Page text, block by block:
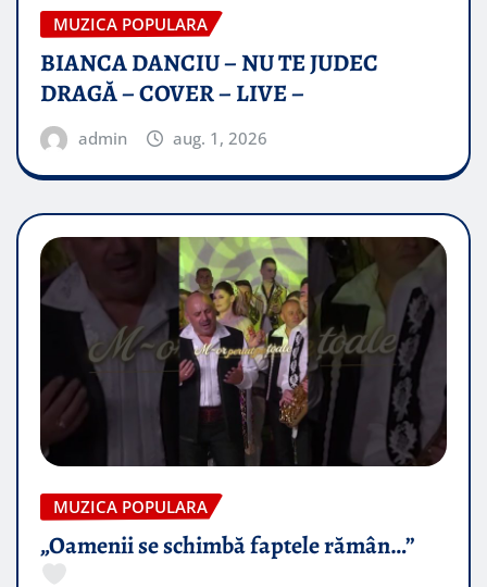
MUZICA POPULARA
BIANCA DANCIU – NU TE JUDEC
DRAGĂ – COVER – LIVE –
admin aug. 1, 2026
MUZICA POPULARA
„Oamenii se schimbă faptele rămân…”